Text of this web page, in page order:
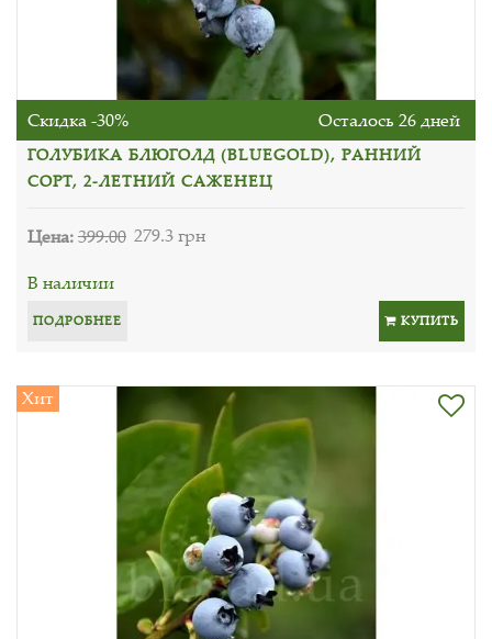
Скидка -30% Осталось 26 дней
ГОЛУБИКА БЛЮГОЛД (BLUEGOLD), РАННИЙ
СОРТ, 2-ЛЕТНИЙ САЖЕНЕЦ
Цена:399.00 279.3 грн
В наличии
ПОДРОБНЕЕ КУПИТЬ
Хит